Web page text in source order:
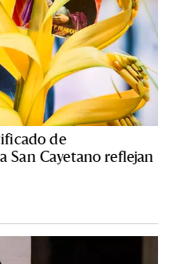
de
San Cayetano reflejan